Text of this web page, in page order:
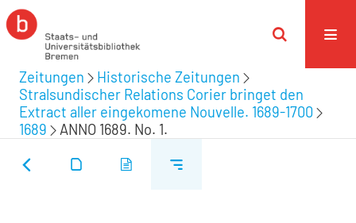
Zeitungen
Historische Zeitungen
Stralsundischer Relations Corier bringet den
Extract aller eingekomene Nouvelle. 1689-1700
1689
ANNO 1689. No. 1.